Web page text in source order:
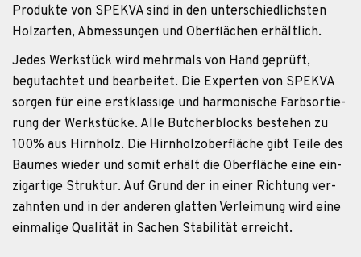
Pro­dukte von SPEKVA sind in den unter­schied­lichs­ten
Holz­ar­ten, Abmes­sun­gen und Ober­flä­chen erhältlich.
Jedes Werk­stück wird mehr­mals von Hand geprüft,
begut­ach­tet und bear­bei­tet. Die Exper­ten von SPEKVA
sor­gen für eine erst­klas­sige und har­mo­ni­sche Farb­sor­tie­
rung der Werk­stü­cke. Alle But­cher­blocks bestehen zu
100% aus Hirn­holz. Die Hirn­holz­ober­flä­che gibt Teile des
Bau­mes wie­der und somit erhält die Ober­flä­che eine ein­
zig­ar­tige Struk­tur. Auf Grund der in einer Rich­tung ver­
zahn­ten und in der ande­ren glat­ten Ver­lei­mung wird eine
ein­ma­lige Qua­li­tät in Sachen Sta­bi­li­tät erreicht.